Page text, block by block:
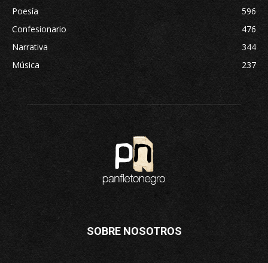
Poesía
596
Confesionario
476
Narrativa
344
Música
237
SOBRE NOSOTROS